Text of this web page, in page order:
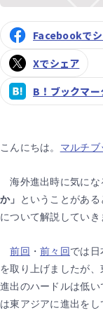
Facebookで
Xでシェア
B！ブックマ
こんにちは。 マルチブ
海外進出時に気にな
か」
ということがあ
について解説していき
前回 ・前々回では日
を取り上げましたが、
進出のハードルは低
は東アジアに進出をし